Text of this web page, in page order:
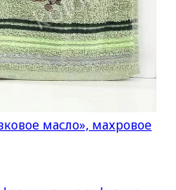
масло», махровое